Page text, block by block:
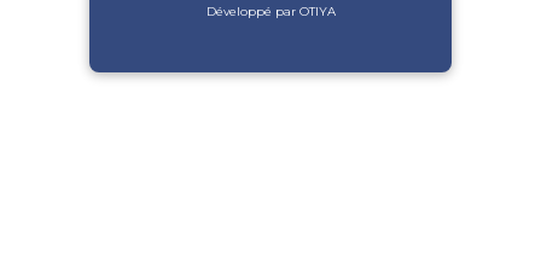
Développé par OTIYA